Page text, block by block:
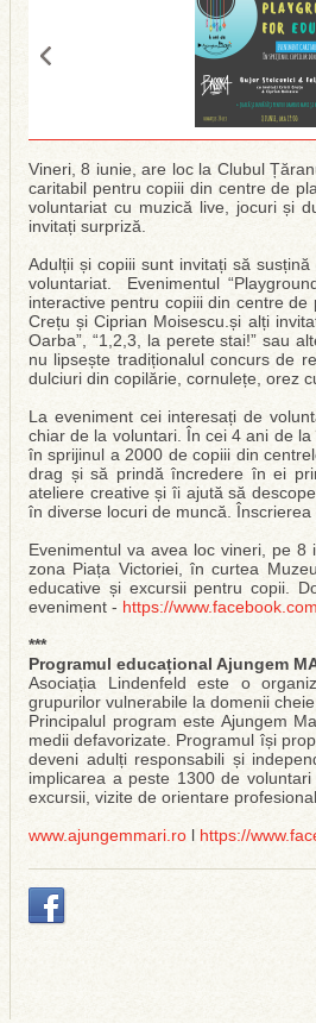
Vineri, 8 iunie, are loc la Clubul
caritabil pentru copiii din centre de
voluntariat cu muzică live, jocuri și
invitați surpriză.
Adulții și copiii sunt invitați să
voluntariat. Evenimentul
interactive pentru copiii din centre de
Crețu și Ciprian Moisescu.și alți
Oarba”, “1,2,3, la perete stai!” sau
nu lipsește tradiționalul concurs de
dulciuri din copilărie, cornulețe, orez
La eveniment cei interesați de
chiar de la voluntari. În cei 4 ani de
în sprijinul a 2000 de copiii din
drag și să prindă încredere în ei
ateliere creative și îi ajută să
în diverse locuri de muncă.
Evenimentul va avea loc vineri, pe
zona Piața Victoriei, în curtea
educative și excursii pentru copii.
eveniment - https://
***
Programul educațional Ajungem
Asociația Lindenfeld este o
grupurilor vulnerabile la domenii
Principalul program este Ajungem
medii defavorizate. Programul își
deveni adulți responsabili și
implicarea a peste 1300 de
excursii, vizite de orientare
www.ajungemmari.ro l https://